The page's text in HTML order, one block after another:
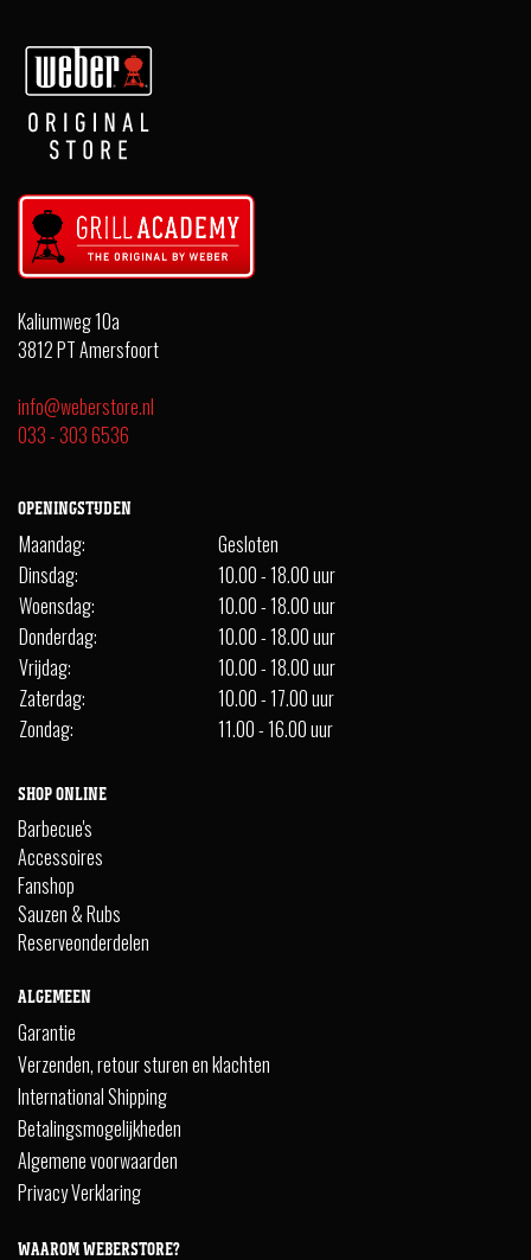
Kaliumweg 10a
3812 PT Amersfoort
info@weberstore.nl
033 - 303 6536
OPENINGSTIJDEN
Maandag:
Gesloten
Dinsdag:
10.00 - 18.00 uur
Woensdag:
10.00 - 18.00 uur
Donderdag:
10.00 - 18.00 uur
Vrijdag:
10.00 - 18.00 uur
Zaterdag:
10.00 - 17.00 uur
Zondag:
11.00 - 16.00 uur
SHOP ONLINE
Barbecue's
Accessoires
Fanshop
Sauzen & Rubs
Reserveonderdelen
ALGEMEEN
Garantie
Verzenden, retour sturen en klachten
International Shipping
Betalingsmogelijkheden
Algemene voorwaarden
Privacy Verklaring
WAAROM WEBERSTORE?